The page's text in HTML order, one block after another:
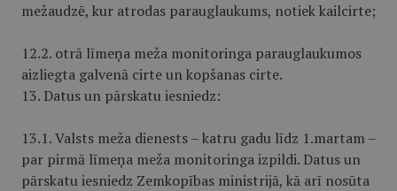
mežaudzē, kur atrodas parauglaukums, notiek kailcirte;
12.2. otrā līmeņa meža monitoringa parauglaukumos
aizliegta galvenā cirte un kopšanas cirte.
13. Datus un pārskatu iesniedz:
13.1. Valsts meža dienests – katru gadu līdz 1.martam –
par pirmā līmeņa meža monitoringa izpildi. Datus un
pārskatu iesniedz Zemkopības ministrijā, kā arī nosūta